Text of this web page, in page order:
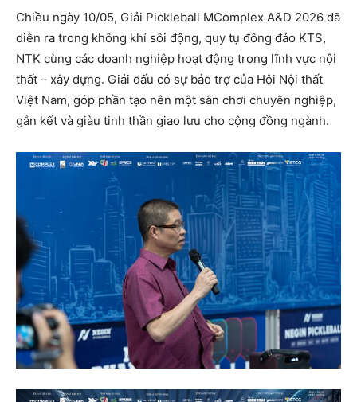
Chiều ngày 10/05, Giải Pickleball MComplex A&D 2026 đã
diễn ra trong không khí sôi động, quy tụ đông đảo KTS,
NTK cùng các doanh nghiệp hoạt động trong lĩnh vực nội
thất – xây dựng. Giải đấu có sự bảo trợ của Hội Nội thất
Việt Nam, góp phần tạo nên một sân chơi chuyên nghiệp,
gắn kết và giàu tinh thần giao lưu cho cộng đồng ngành.